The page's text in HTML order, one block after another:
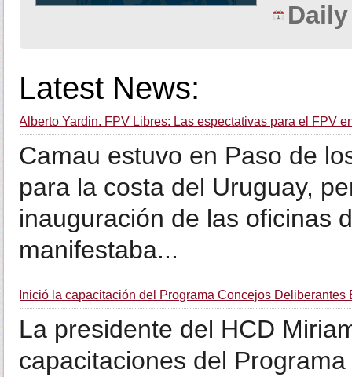
Latest News:
Alberto Yardin. FPV Libres: Las espectativas para el FPV
Camau estuvo en Paso de
para la costa del Uruguay,
inauguración de las oficinas
manifestaba...
Inició la capacitación del Programa Concejos Deliberantes
La presidente del HCD
capacitaciones del